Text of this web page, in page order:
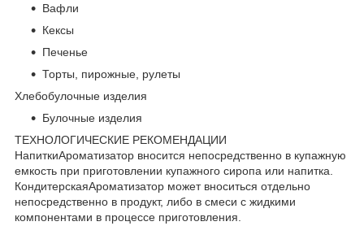
Вафли
Кексы
Печенье
Торты, пирожные, рулеты
Хлебобулочные изделия
Булочные изделия
ТЕХНОЛОГИЧЕСКИЕ РЕКОМЕНДАЦИИ
НапиткиАроматизатор вносится непосредственно в купажную
емкость при приготовлении купажного сиропа или напитка.
КондитерскаяАроматизатор может вноситься отдельно
непосредственно в продукт, либо в смеси с жидкими
компонентами в процессе приготовления.